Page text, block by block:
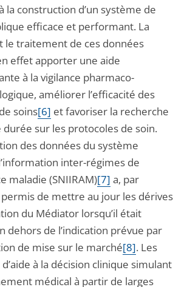
la construction d’un système de
efficace et performant. La
le traitement de ces données
effet apporter une aide
à la vigilance pharmaco-
améliorer l’efficacité des
soins[6] et favoriser la recherche
durée sur les protocoles de soin.
des données du système
inter-régimes de
maladie (SNIIRAM)[7] a, par
de mettre au jour les dérives
du Médiator lorsqu’il était
dehors de l’indication prévue par
de mise sur le marché[8]. Les
à la décision clinique simulant
médical à partir de larges